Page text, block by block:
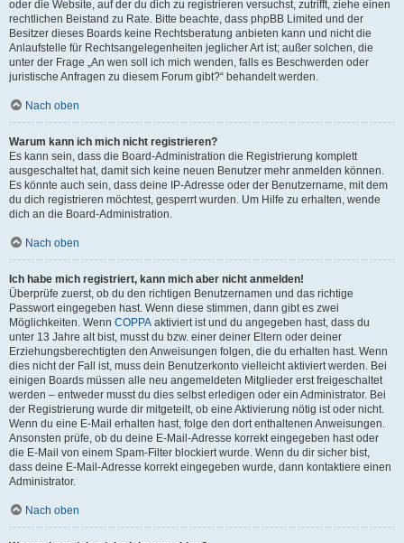
oder die Website, auf der du dich zu registrieren versuchst, zutrifft, ziehe einen
rechtlichen Beistand zu Rate. Bitte beachte, dass phpBB Limited und der
Besitzer dieses Boards keine Rechtsberatung anbieten kann und nicht die
Anlaufstelle für Rechtsangelegenheiten jeglicher Art ist; außer solchen, die
unter der Frage „An wen soll ich mich wenden, falls es Beschwerden oder
juristische Anfragen zu diesem Forum gibt?“ behandelt werden.
Nach oben
Warum kann ich mich nicht registrieren?
Es kann sein, dass die Board-Administration die Registrierung komplett
ausgeschaltet hat, damit sich keine neuen Benutzer mehr anmelden können.
Es könnte auch sein, dass deine IP-Adresse oder der Benutzername, mit dem
du dich registrieren möchtest, gesperrt wurden. Um Hilfe zu erhalten, wende
dich an die Board-Administration.
Nach oben
Ich habe mich registriert, kann mich aber nicht anmelden!
Überprüfe zuerst, ob du den richtigen Benutzernamen und das richtige
Passwort eingegeben hast. Wenn diese stimmen, dann gibt es zwei
Möglichkeiten. Wenn COPPA aktiviert ist und du angegeben hast, dass du
unter 13 Jahre alt bist, musst du bzw. einer deiner Eltern oder deiner
Erziehungsberechtigten den Anweisungen folgen, die du erhalten hast. Wenn
dies nicht der Fall ist, muss dein Benutzerkonto vielleicht aktiviert werden. Bei
einigen Boards müssen alle neu angemeldeten Mitglieder erst freigeschaltet
werden – entweder musst du dies selbst erledigen oder ein Administrator. Bei
der Registrierung wurde dir mitgeteilt, ob eine Aktivierung nötig ist oder nicht.
Wenn du eine E-Mail erhalten hast, folge den dort enthaltenen Anweisungen.
Ansonsten prüfe, ob du deine E-Mail-Adresse korrekt eingegeben hast oder
die E-Mail von einem Spam-Filter blockiert wurde. Wenn du dir sicher bist,
dass deine E-Mail-Adresse korrekt eingegeben wurde, dann kontaktiere einen
Administrator.
Nach oben